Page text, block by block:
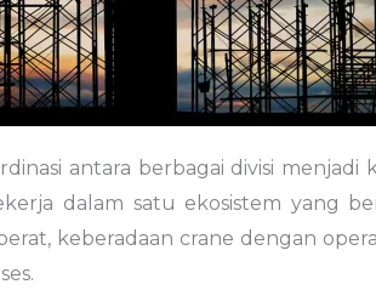
antara berbagai divisi menjadi
dalam satu ekosistem yang
keberadaan crane dengan